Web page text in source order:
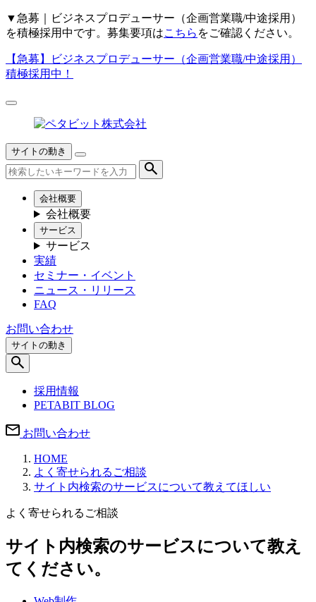
▼ 急募｜ビジネスプロデューサー（企画営業職/中途採用）
を積極採用中です。募集要項はこちら をご確認ください。
【急募】
ビジネスプロデューサー（企画営業職/中途採用）
積極採用中！
サイトの動き
会社概要
会社概要
サービス
サービス
実績
セミナー・イベント
ニュース・リリース
FAQ
お問い合わせ
サイトの動き
採用情報
PETABIT BLOG
お問い合わせ
HOME
よく寄せられるご相談
サイト内検索のサービスについて教えてほしい
よく寄せられるご相談
サイト内検索のサービスについて教え
てください。